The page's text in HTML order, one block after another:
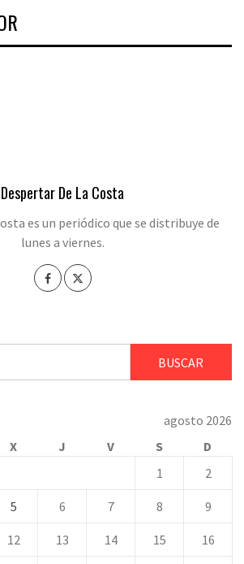
Despertar De La Costa
es un periódico que se distribuye de
lunes a viernes.
agosto 2026
X J V S
D
1
2
5 6 7 8 9
12 13 14 15 16